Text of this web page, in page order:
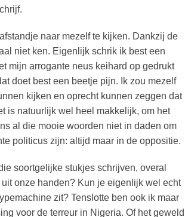
naar mezelf te kijken. Dankzij de
niet ken. Eigenlijk schrik ik best een
mijn arrogante neus keihard op gedrukt
doet best een beetje pijn. Ik zou mezelf
kijken en oprecht kunnen zeggen dat
is natuurlijk wel heel makkelijk, om het
al die mooie woorden niet in daden om
politicus zijn: altijd maar in de oppositie.
soortgelijke stukjes schrijven, overal
onze handen? Kun je eigenlijk wel echt
zit? Tenslotte ben ook ik maar
voor de terreur in Nigeria. Of het geweld